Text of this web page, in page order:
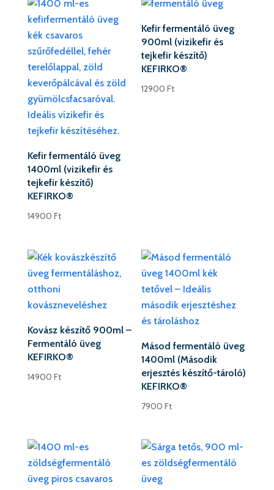
Kefir fermentáló üveg
1400ml (vizikefir és
tejkefir készítő)
KEFIRKO®
14900 Ft
Kefir fermentáló üveg
900ml (vizikefir és
tejkefir készítő)
KEFIRKO®
12900Ft
Kovász készítő 900ml –
Fermentáló üveg
KEFIRKO®
14900 Ft
Másod fermentáló üveg
1400ml (Második
erjesztés készítő-tároló)
KEFIRKO®
7900Ft